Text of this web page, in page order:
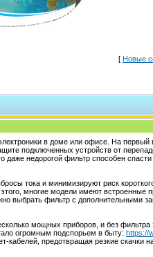
[ Новые
в доме или офисе. На
подключенных устройств от
недорогой фильтр способен
тока и минимизируют риск
многие модели имеют встроенные
выбрать фильтр с дополнительными
мощных приборов, и без фильтра
огромным подспорьем в быту: https://
предотвращая резкие скачки